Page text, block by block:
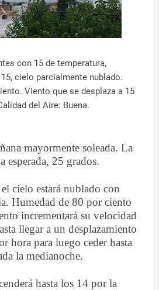
con 15 de temperatura,
cielo parcialmente nublado.
Viento que se desplaza a 15
del Aire: Buena.
mayormente soleada. La
esperada, 25 grados.
cielo estará nublado con
Humedad de 80 por ciento
incrementará su velocidad
llegar a un desplazamiento
hora para luego ceder hasta
la medianoche.
hasta los 14 por la